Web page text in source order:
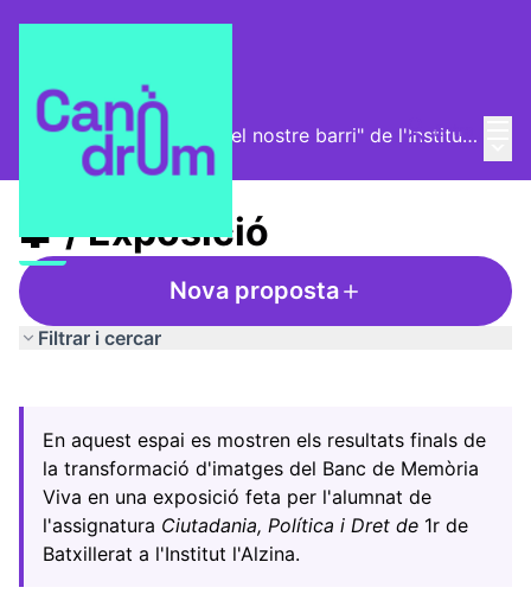
EntraExposició "La història del nostre barri" de l'Institut l'Alzina
🧩 / Exposició
🧩 / Exposició
Nova proposta
Filtrar i cercar
−
En aquest espai es mostren els resultats finals de
la transformació d'imatges del Banc de Memòria
Viva en una exposició feta per l'alumnat de
l'assignatura Ciutadania, Política i Dret de 1r de
Batxillerat a l'Institut l'Alzina.